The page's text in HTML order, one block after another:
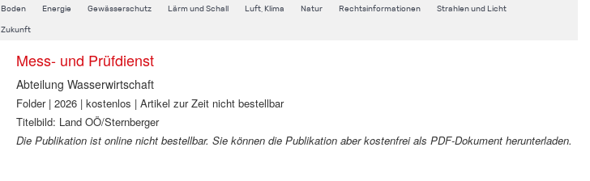
Boden Energie Gewässerschutz Lärm und Schall Luft, Klima Natur Rechtsinformationen Strahlen und Licht
Zukunft
Mess- und Prüfdienst
Abteilung Wasserwirtschaft
Folder | 2026 | kostenlos | Artikel zur Zeit nicht bestellbar
Titelbild: Land OÖ/Sternberger
Die Publikation ist online nicht bestellbar. Sie können die Publikation aber kostenfrei als PDF-Dokument herunterladen.